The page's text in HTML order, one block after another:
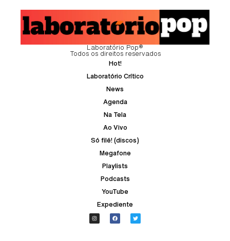
Laboratório Pop®
Todos os direitos reservados
Hot!
Laboratório Crítico
News
Agenda
Na Tela
Ao Vivo
Só filé! (discos)
Megafone
Playlists
Podcasts
YouTube
Expediente